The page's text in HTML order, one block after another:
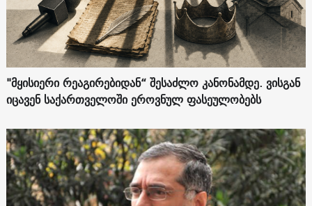
"მყისიერი რეაგირებიდან“ შესაძლო კანონამდე. ვისგან
იცავენ საქართველოში ეროვნულ ფასეულობებს